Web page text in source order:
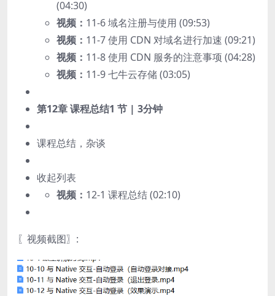
(04:30)
视频： 11-6 域名注册与使用 (09:53)
视频： 11-7 使用 CDN 对域名进行加速 (09:21)
视频： 11-8 使用 CDN 服务的注意事项 (04:28)
视频： 11-9 七牛云存储 (03:05)
第12章 课程总结1 节 | 3分钟
课程总结，杂谈
收起列表
视频： 12-1 课程总结 (02:10)
〖视频截图〗: